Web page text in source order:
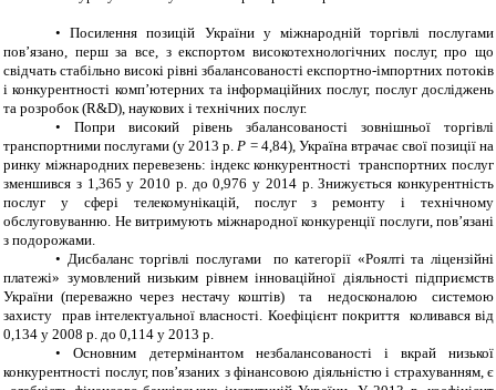
•
Посилення позицій України у міжнародній торгівлі послугами
пов’язано, перш за все, з експортом високотехнологічних послуг, про що
свідчать стабільно високі рівні збалансованості експортно-імпортних потоків
і конкурентності комп’ютерних та інформаційних послуг, послуг досліджень
та розробок (R&D), наукових і технічних послуг.
•
Попри високий рівень збалансованості зовнішньої торгівлі
транспортними послугами (у 2013 р.Р = 4,84), Україна втрачає свої позиції на
ринку міжнародних перевезень: індекс конкурентності транспортних послуг
зменшився з 1,365 у 2010 р. до 0,976 у 2014 р.Знижується конкурентність
послуг у сфері телекомунікацій, послуг з ремонту і технічному
обслуговуванню. Не витримують міжнародної конкуренції послуги, пов’язані
з подорожами.
• Дисбаланс торгівлі послугами по категорії «Роялті та ліцензійні
платежі» зумовлений низьким рівнем інноваційної діяльності підприємств
України (переважно через нестачу коштів) та недосконалою системою
захисту прав інтелектуальної власності. Коефіцієнт покриття коливався від
0,134 у 2008 р. до 0,114 у 2013 р.
•
Основним детермінантом незбалансованості і вкрай низької
конкурентності послуг, пов’язаних з фінансовою діяльністю і страхуванням, є